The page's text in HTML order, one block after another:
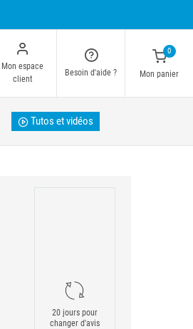
Mon espace
client
Besoin d'aide ?
0
Mon panier
Tutos et vidéos
20 jours pour
changer d'avis